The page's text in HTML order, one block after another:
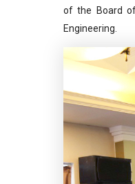
of the Board
Engineering.